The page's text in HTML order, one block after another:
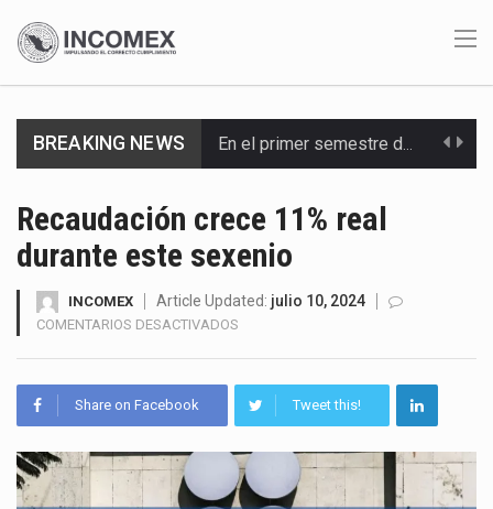
BREAKING NEWS
La inversión fija bruta en México registró un aumento de 1.1% interanual en mayo de…
El gobierno de Estados Unidos anunciará un arancel del 15 % sobre los productos fabricados…
Recaudación crece 11% real
durante este sexenio
INCOMEX Article Updated: julio 10, 2024
COMENTARIOS DESACTIVADOS
REAL
ESTE
SEXENIO
Share on Facebook Tweet this!